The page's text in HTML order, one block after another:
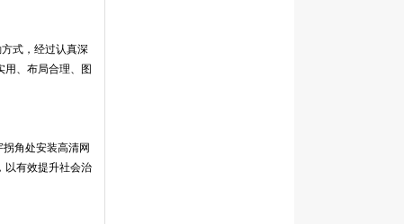
式，经过认真深
用、布局合理、图
角处安装高清网
以有效提升社会治